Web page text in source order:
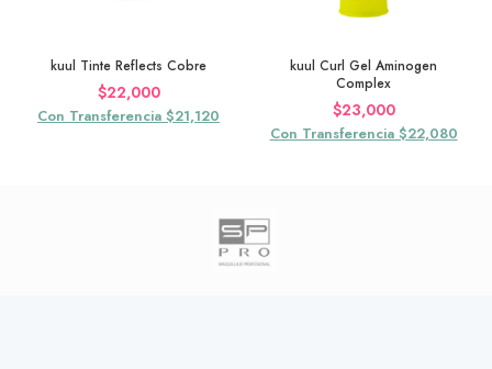
kuul Tinte Reflects Cobre
$22,000
Con Transferencia $21,120
kuul Curl Gel Aminogen
Complex
$23,000
Con Transferencia $22,080